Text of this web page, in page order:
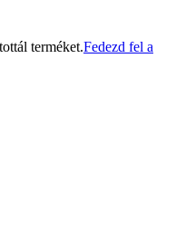
terméket.Fedezd fel a